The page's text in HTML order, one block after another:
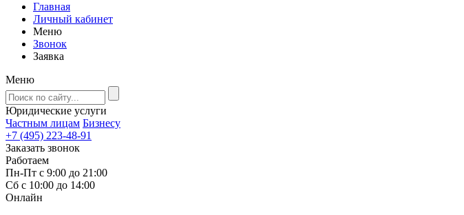
Главная
Личный кабинет
Меню
Звонок
Заявка
Меню
Юридические услуги
Частным лицам Бизнесу
+7 (495) 223-48-91
Заказать звонок
Работаем
Пн-Пт с 9:00 до 21:00
Сб с 10:00 до 14:00
Онлайн